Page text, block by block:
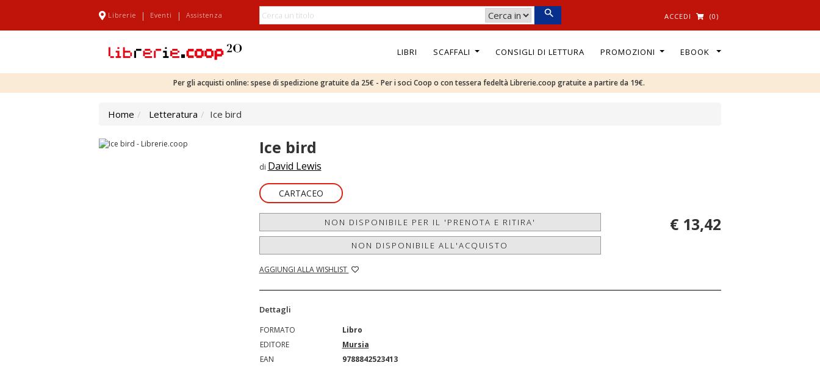
Librerie | Eventi | Assistenza ACCEDI (0)
LIBRI SCAFFALI CONSIGLI DI LETTURA PROMOZIONI EBOOK
Per gli acquisti online: spese di spedizione gratuite da 25€ - Per i soci Coop o con tessera fedeltà Librerie.coop gratuite a partire da 19€.
Home Letteratura Ice bird
Ice bird
di David Lewis
CARTACEO
NON DISPONIBILE PER IL 'PRENOTA E RITIRA'
NON DISPONIBILE ALL'ACQUISTO
AGGIUNGI ALLA WISHLIST
€ 13,42
Dettagli
FORMATO
Libro
EDITORE
Mursia
EAN
9788842523413